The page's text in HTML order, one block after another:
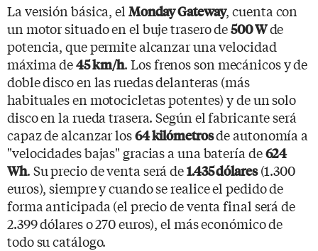
La versión básica, el Monday Gateway, cuenta con
un motor situado en el buje trasero de500 Wde
potencia, que permite alcanzar una velocidad
máxima de45 km/h. Los frenos son mecánicos y de
doble disco en las ruedas delanteras (más
habituales en motocicletas potentes) y de un solo
disco en la rueda trasera. Según el fabricante será
capaz de alcanzar los64 kilómetrosde autonomía a
"velocidades bajas" gracias a una batería de624
Wh. Su precio de venta será de1.435 dólares(1.300
euros), siempre y cuando se realice el pedido de
forma anticipada (el precio de venta final será de
2.399 dólares o 270 euros), el más económico de
todo su catálogo.